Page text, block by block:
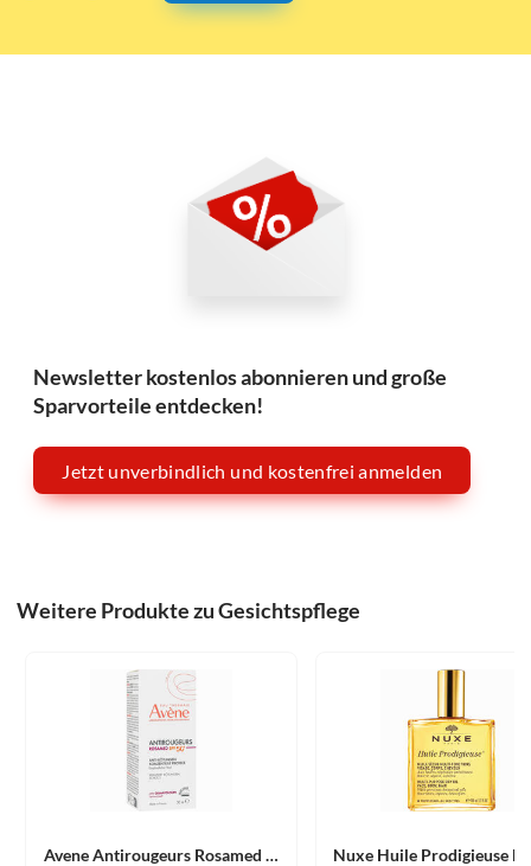
Newsletter kostenlos abonnieren und große
Sparvorteile entdecken!
Jetzt unverbindlich und kostenfrei anmelden
Weitere Produkte zu Gesichtspflege
Avene Antirougeurs Rosamed Spf50+ Anti- Rötungen Konzentrat 30 ml